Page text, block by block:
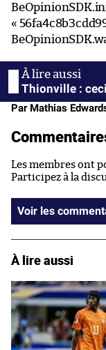
«
Thionville :
Par Mathias
Les membres ont
Participez à la
Voir les
À lire aussi